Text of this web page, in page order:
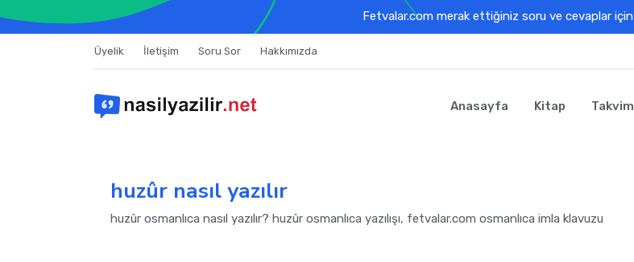
Fetvalar.com merak ettiğiniz soru ve cevaplar için
Üyelik İletişim Soru Sor Hakkımızda
Anasayfa Kitap Takvim
huzûr nasıl yazılır
huzûr osmanlıca nasıl yazılır? huzûr osmanlıca yazılışı, fetvalar.com osmanlıca imla klavuzu